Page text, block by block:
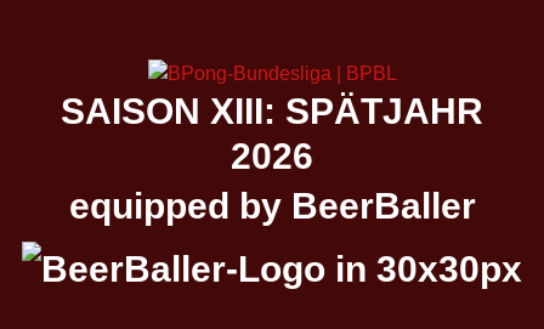
SAISON XIII: SPÄTJAHR
2026
equipped by BeerBaller